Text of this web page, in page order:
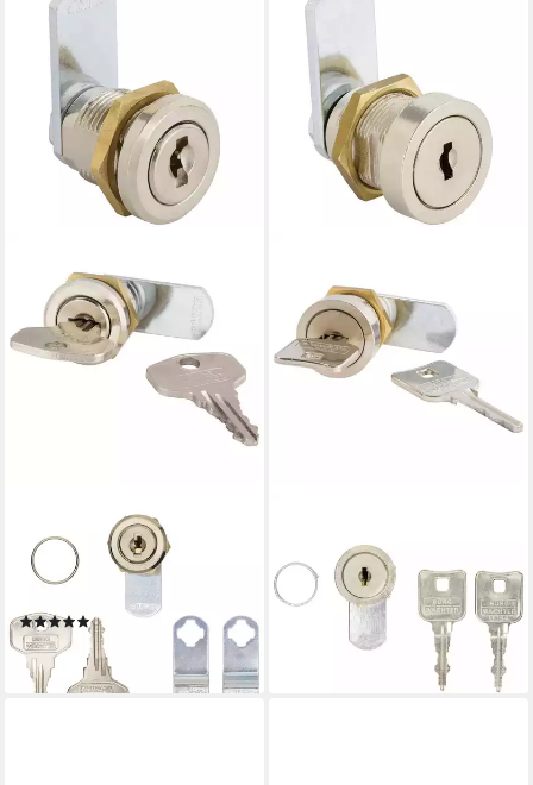
BURG WÄCHTER
Profilzylinder BURG-
WÄCHTER Universalzylinder
(1)
ab 8,74 €
lieferbar - in 3-4 Werktagen bei dir
Profilzylinder BURG-
WÄCHTER Universalzylinder
32531
ab 8,34 €
lieferbar - in 3-4 Werktagen bei dir